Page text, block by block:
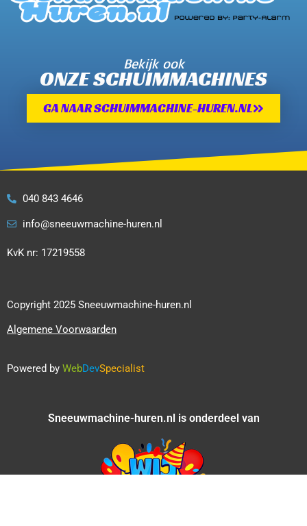
Bekijk ook
ONZE SCHUIMMACHINES
GA NAAR SCHUIMMACHINE-HUREN.NL
040 843 4646
info@sneeuwmachine-huren.nl
KvK nr: 17219558
Copyright 2025 Sneeuwmachine-huren.nl
Algemene Voorwaarden
Powered by WebDevSpecialist
Sneeuwmachine-huren.nl is onderdeel van